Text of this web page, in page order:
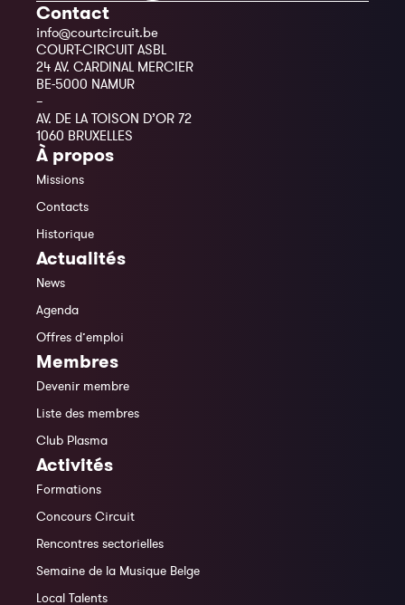
Contact
info@courtcircuit.be
COURT-CIRCUIT ASBL
24 AV. CARDINAL MERCIER
BE-5000 NAMUR
–
AV. DE LA TOISON D’OR 72
1060 BRUXELLES
À propos
Missions
Contacts
Historique
Actualités
News
Agenda
Offres d’emploi
Membres
Devenir membre
Liste des membres
Club Plasma
Activités
Formations
Concours Circuit
Rencontres sectorielles
Semaine de la Musique Belge
Local Talents